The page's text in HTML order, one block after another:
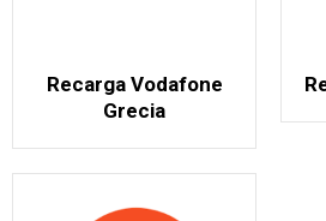
Recarga Vodafone
Grecia